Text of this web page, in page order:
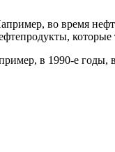
во время
которые
в 1990-е годы,